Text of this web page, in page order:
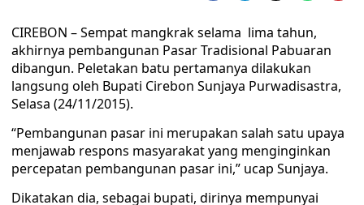
CIREBON – Sempat mangkrak selama lima tahun,
akhirnya pembangunan Pasar Tradisional Pabuaran
dibangun. Peletakan batu pertamanya dilakukan
langsung oleh Bupati Cirebon Sunjaya Purwadisastra,
Selasa (24/11/2015).
“Pembangunan pasar ini merupakan salah satu upaya
menjawab respons masyarakat yang menginginkan
percepatan pembangunan pasar ini,” ucap Sunjaya.
Dikatakan dia, sebagai bupati, dirinya mempunyai